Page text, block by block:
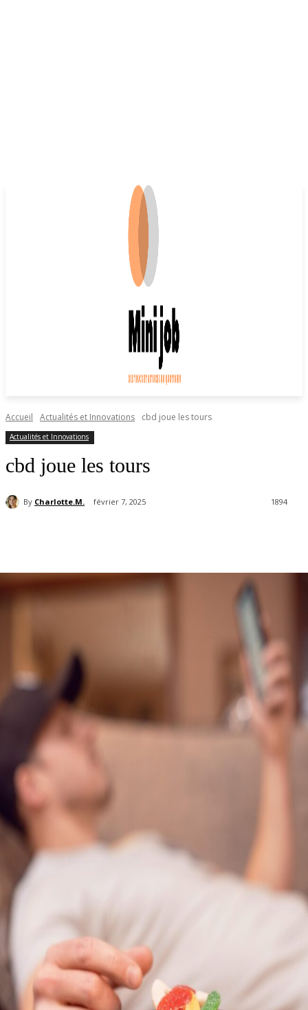
Accueil Actualités et Innovations cbd joue les tours
Actualités et Innovations
cbd joue les tours
By Charlotte.M. février 7, 2025 1894